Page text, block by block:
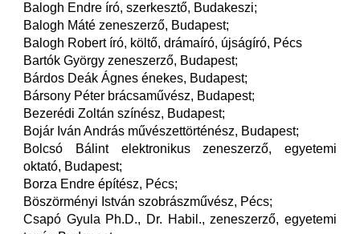
Balogh Endre író, szerkesztő, Budakeszi;
Balogh Máté zeneszerző, Budapest;
Balogh Robert író, költő, drámaíró, újságíró, Pécs
Bartók György zeneszerző, Budapest;
Bárdos Deák Ágnes énekes, Budapest;
Bársony Péter brácsaművész, Budapest;
Bezerédi Zoltán színész, Budapest;
Bojár Iván András művészettörténész, Budapest;
Bolcsó Bálint elektronikus zeneszerző, egyetemi
oktató, Budapest;
Borza Endre építész, Pécs;
Böszörményi István szobrászművész, Pécs;
Csapó Gyula Ph.D., Dr. Habil., zeneszerző, egyetemi